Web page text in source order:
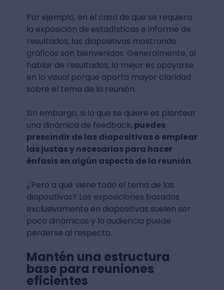
Por ejemplo, en el caso de que se requiera
la exposición de estadísticas e informe de
resultados, las diapositivas mostrando
gráficos son bienvenidas. Generalmente, al
hablar de resultados, lo mejor es apoyarse
en lo visual porque aporta mayor claridad
sobre el tema de la reunión.
Sin embargo, si lo que se quiere es plantear
una dinámica de feedback, puedes
prescindir de las diapositivas o emplear
las justas y necesarias para hacer
énfasis en algún aspecto de la reunión.
¿Pero a qué viene todo el tema de las
diapositivas? Las exposiciones basadas
exclusivamente en diapositivas suelen ser
poco dinámicas y la audiencia puede
perderse al respecto.
Mantén una estructura
base para reuniones
eficientes